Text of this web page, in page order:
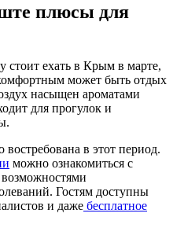
плюсы для
стоит ехать в Крым в марте,
может быть отдых
насыщен ароматами
для прогулок и
в этот период.
можно ознакомиться с
Гостям доступны
и даже бесплатное